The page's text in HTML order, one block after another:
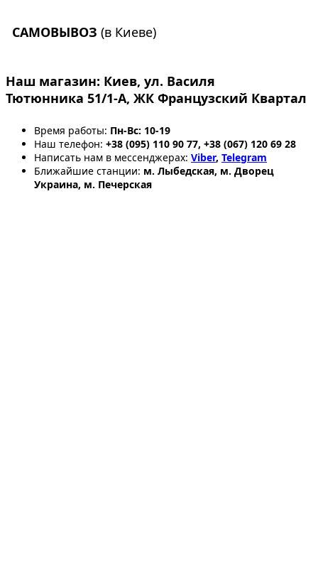
САМОВЫВОЗ (в Киеве)
Наш магазин: Киев, ул. Василя
Тютюнника 51/1-А, ЖК Французский Квартал
Время работы: Пн-Вс: 10-19
Наш телефон: +38 (095) 110 90 77, +38 (067) 120 69 28
Написать нам в мессенджерах: Viber, Telegram
Ближайшие станции: м. Лыбедская, м. Дворец
Украина, м. Печерская